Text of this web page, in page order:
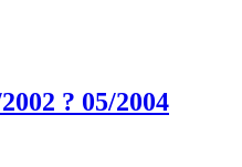
? 05/2004